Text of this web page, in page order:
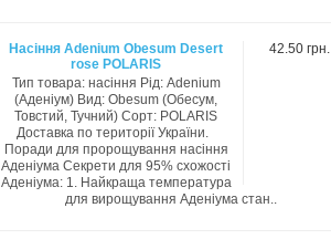
42.50 грн.
Насіння Adenium Obesum Desert
rose POLARIS
Тип товара: насіння Рід: Adenium
(Аденіум) Вид: Obesum (Обесум,
Товстий, Тучний) Сорт: POLARIS
Доставка по території України.
Поради для пророщування насіння
Аденіума Секрети для 95% схожості
Аденіума: 1. Найкраща температура
для вирощування Аденіума стан..